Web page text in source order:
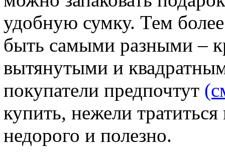
удобную сумку. Тем
быть самыми разными –
вытянутыми и
покупатели предпочтут
купить, нежели
недорого и полезно.